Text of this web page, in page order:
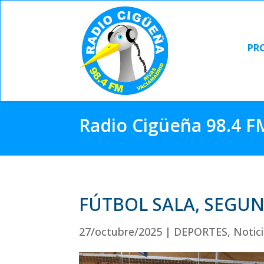
Radio Cigüeña 98.4
FÚTBOL SALA,
27/octubre/2025 | DEPORTES,